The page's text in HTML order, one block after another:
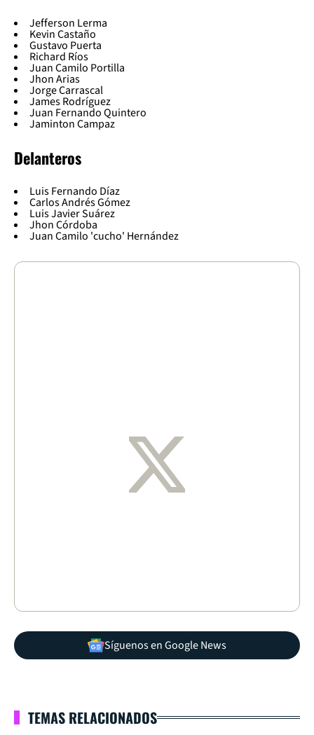
Jefferson Lerma
Kevin Castaño
Gustavo Puerta
Richard Ríos
Juan Camilo Portilla
Jhon Arias
Jorge Carrascal
James Rodríguez
Juan Fernando Quintero
Jaminton Campaz
Delanteros
Luis Fernando Díaz
Carlos Andrés Gómez
Luis Javier Suárez
Jhon Córdoba
Juan Camilo 'cucho' Hernández
Síguenos en Google News
TEMAS RELACIONADOS